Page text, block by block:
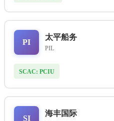
PI
太平船务
PIL
SCAC: PCIU
SI
海丰国际